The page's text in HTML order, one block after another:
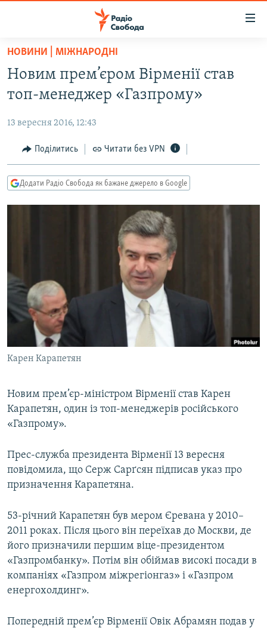
Перейти
основного
матеріалу
до
навігації
Перейти
до
РАДІО СВОБОДА – 70 РОКІВ
ВСЕ ЗА ДОБУ
ПОЛІТИКА
ЕКОНОМІКА
КУЛЬТУРА
ВІЙНА
РОСІЙСЬКА «ФІЛЬТРАЦІЯ»
КРИМ.РЕАЛІЇ
МУЛЬТИМЕДІА
ФОТО
СПЕЦПРОЄКТИ
ПОДКАСТИ
РУС
УКР
ДОЛУЧАЙСЯ!
Усі сайти RFE/RL
НОВИНИ | МІЖНАРОДНІ
Новим прем’єром Вірменії став
топ-менеджер «Газпрому»
13 вересня 2016, 12:43
Поділитись Читати без VPN
Додати Радіо Свобода як бажане джерело в Google
Карен Карапетян
Новим прем’єр-міністром Вірменії став Карен
Карапетян, один із топ-менеджерів російського
«Газпрому».
Прес-служба президента Вірменії 13 вересня
повідомила, що Серж Сарґсян підписав указ про
призначення Карапетяна.
53-річний Карапетян був мером Єревана у 2010–
2011 роках. Після цього він переїхав до Москви, де
його призначили першим віце-президентом
«Газпромбанку». Потім він обіймав високі посади в
компаніях «Газпром міжрегіонгаз» і «Газпром
енергохолдинг».
Попередній прем’єр Вірменії Овік Абрамян подав у